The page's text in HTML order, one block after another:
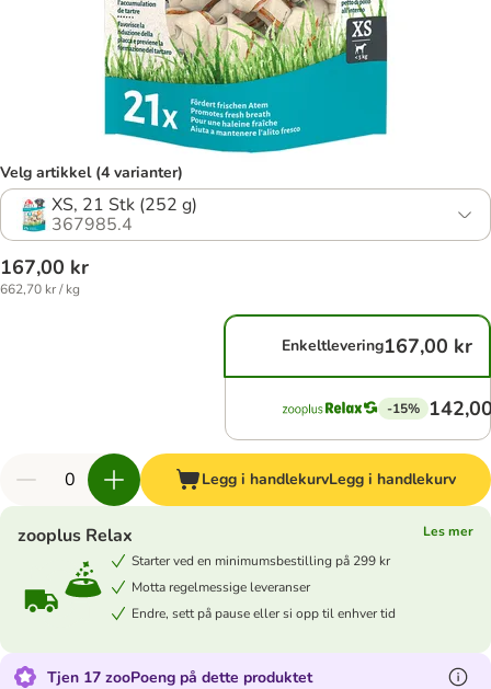
Velg artikkel (4 varianter)
XS, 21 Stk (252 g)
367985.4
167,00 kr
662,70 kr / kg
Enkeltlevering167,00 kr
-15%
Legg i handlekurvLegg i handlekurv
zooplus Relax
Les mer
Starter ved en minimumsbestilling på 299 kr
Motta regelmessige leveranser
Endre, sett på pause eller si opp til enhver tid
Tjen 17 zooPoeng på dette produktet